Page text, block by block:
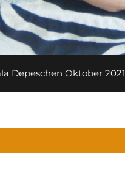
Depeschen Oktober 2021